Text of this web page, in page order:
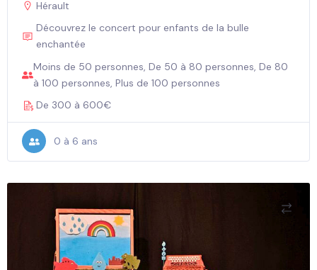
Hérault
Découvrez le concert pour enfants de la bulle
enchantée
Moins de 50 personnes, De 50 à 80 personnes, De 80
à 100 personnes, Plus de 100 personnes
De 300 à 600€
0 à 6 ans